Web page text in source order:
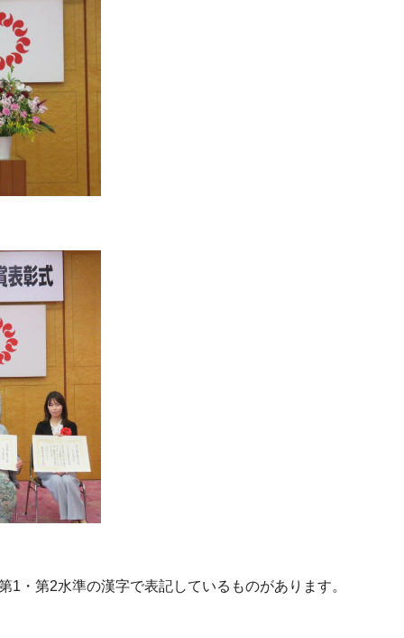
・第2水準の漢字で表記しているものがあります。